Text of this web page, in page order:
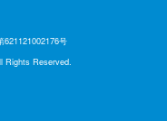
621121002176号
Rights Reserved.